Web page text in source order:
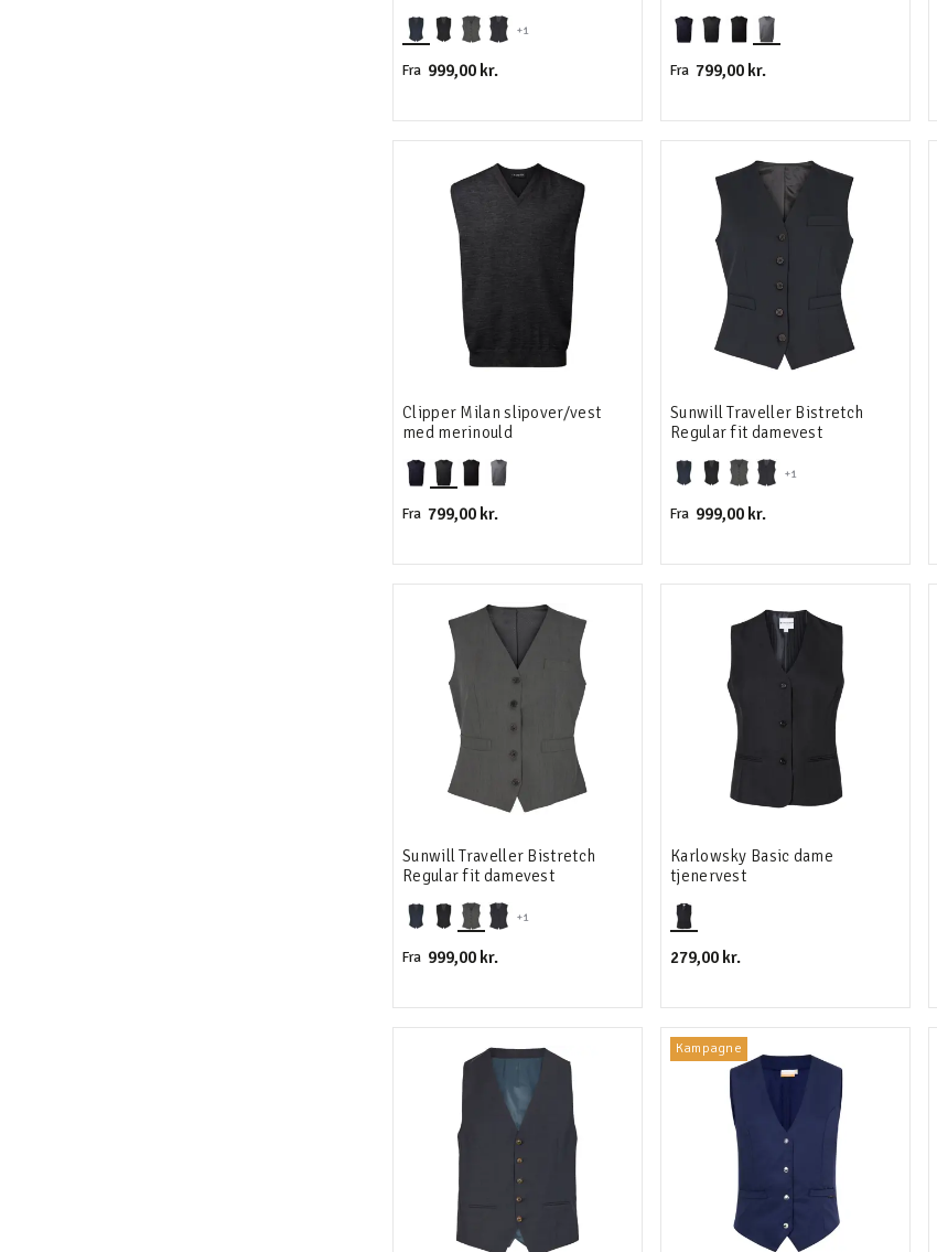
+1
Fra 999,00 kr. Fra 799,00 kr.
Clipper Milan slipover/vest
med merinould
Fra 799,00 kr.
+1
Sunwill Traveller Bistretch
Regular fit damevest
Fra 999,00 kr.
+1
Sunwill Traveller Bistretch
Regular fit damevest
Fra 999,00 kr.
Karlowsky Basic dame
tjenervest
279,00 kr.
Kampagne